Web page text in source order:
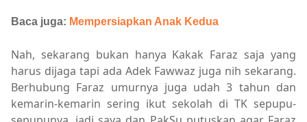
Baca juga: Mempersiapkan Anak Kedua
Nah, sekarang bukan hanya Kakak Faraz saja yang
harus dijaga tapi ada Adek Fawwaz juga nih sekarang.
Berhubung Faraz umurnya juga udah 3 tahun dan
kemarin-kemarin sering ikut sekolah di TK sepupu-